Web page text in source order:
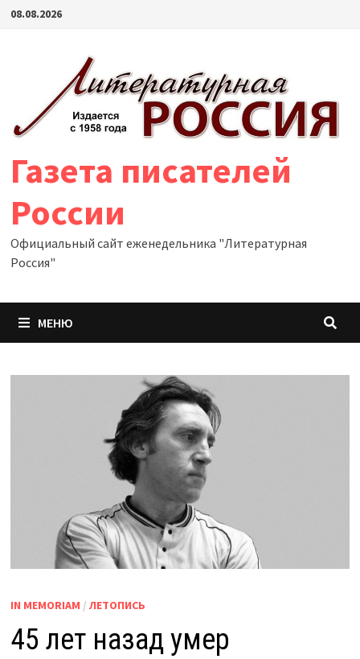
Перейти
08.08.2026
Газета писателей
России
Официальный сайт еженедельника "Литературная
Россия"
МЕНЮ
IN MEMORIAM / ЛЕТОПИСЬ
45 лет назад умер